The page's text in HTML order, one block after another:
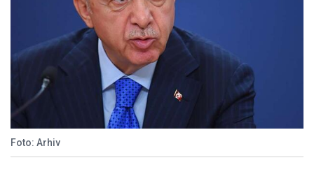
Foto: Arhiv